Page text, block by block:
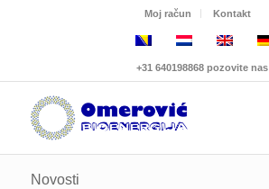
Moj račun Kontakt
+31 640198868 pozovite nas
Novosti